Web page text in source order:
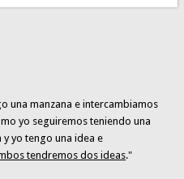
una manzana e intercambiamos
yo seguiremos teniendo una
y yo tengo una idea e
tendremos dos ideas."